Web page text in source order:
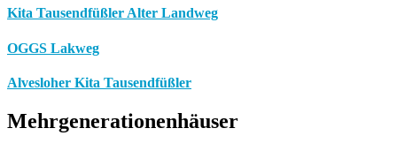
Kita Tausendfüßler Alter Landweg
OGGS Lakweg
Alvesloher Kita Tausendfüßler
Mehrgenerationenhäuser